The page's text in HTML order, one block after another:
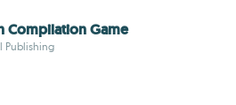
Compilation Game
Publishing